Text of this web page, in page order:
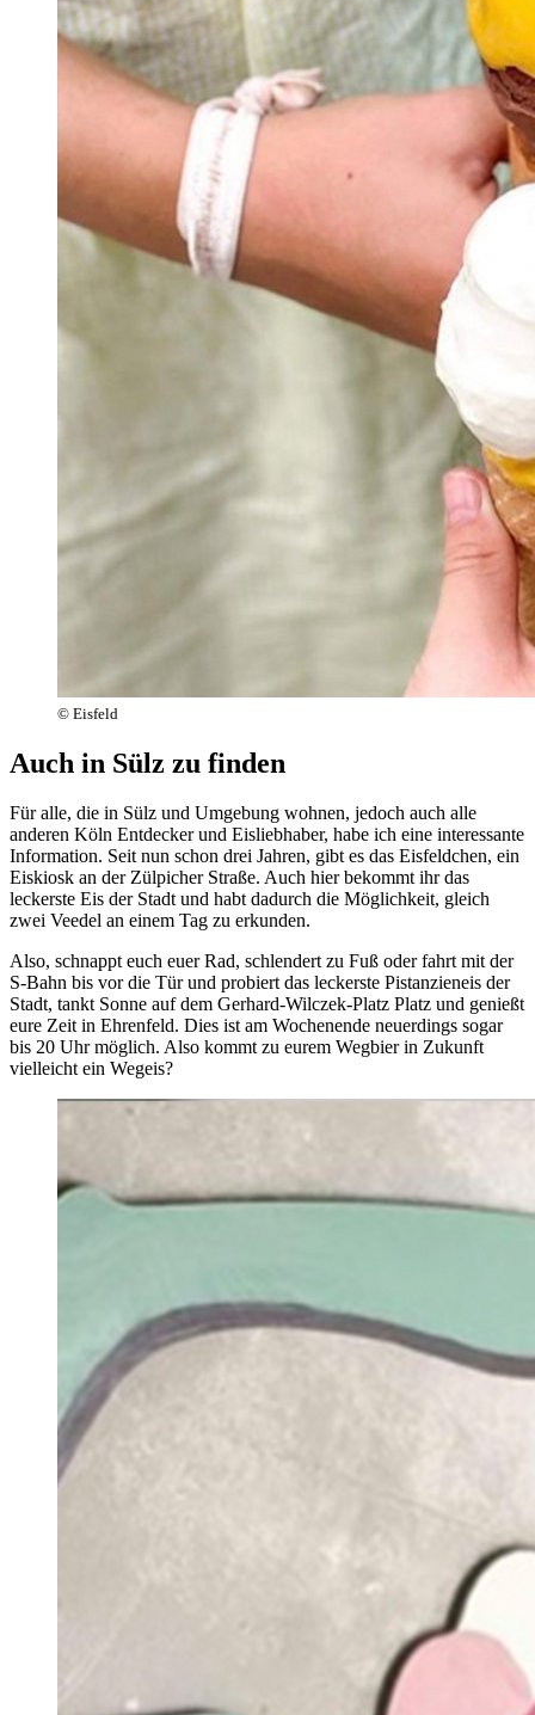
© Eisfeld
Auch in Sülz zu finden
Für alle, die in Sülz und Umgebung wohnen, jedoch auch alle
anderen Köln Entdecker und Eisliebhaber, habe ich eine interessante
Information. Seit nun schon drei Jahren, gibt es das Eisfeldchen, ein
Eiskiosk an der Zülpicher Straße. Auch hier bekommt ihr das
leckerste Eis der Stadt und habt dadurch die Möglichkeit, gleich
zwei Veedel an einem Tag zu erkunden.
Also, schnappt euch euer Rad, schlendert zu Fuß oder fahrt mit der
S-Bahn bis vor die Tür und probiert das leckerste Pistanzieneis der
Stadt, tankt Sonne auf dem Gerhard-Wilczek-Platz Platz und genießt
eure Zeit in Ehrenfeld. Dies ist am Wochenende neuerdings sogar
bis 20 Uhr möglich. Also kommt zu eurem Wegbier in Zukunft
vielleicht ein Wegeis?